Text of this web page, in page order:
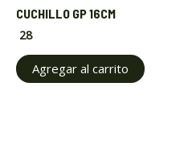
CUCHILLO GP 16CM
28
Agregar al carrito